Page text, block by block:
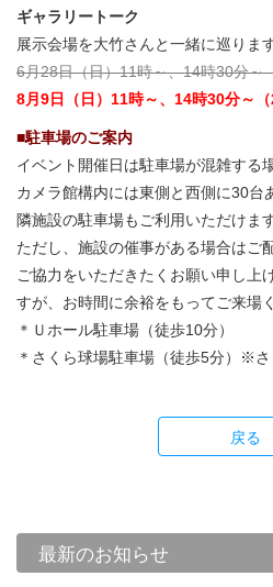
ギャラリートーク
展示会場を大竹さんと一緒に巡りま
6月28日（日）11時～、14時30分～
8月9日（日）11時～、14時30分～（
■駐車場のご案内
イベント開催日は駐車場が混雑する
カメラ館構内には東側と西側に30台
隣施設の駐車場もご利用いただけます
ただし、施設の催事がある場合はご
ご協力をいただきたくお願い申し上
すが、お時間に余裕をもってご来場
＊Ｕホール駐車場（徒歩10分）
＊さくら球場駐車場（徒歩5分）※
戻る
最新のお知らせ